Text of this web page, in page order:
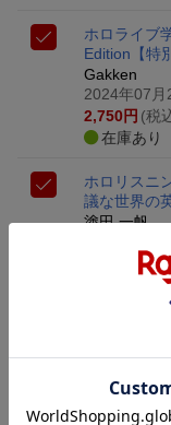
ホロライ
Edition【特
Gakken
2024年07月
2,750円 (税
在庫あり
ホロリスニ
議な世界の
塗田 一帆
(税
（税
3